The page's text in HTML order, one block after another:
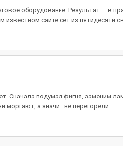
оборудование. Результат — в
сайте сет из пятидесяти
Сначала подумал фигня, заменим
моргают, а значит не перегорели....